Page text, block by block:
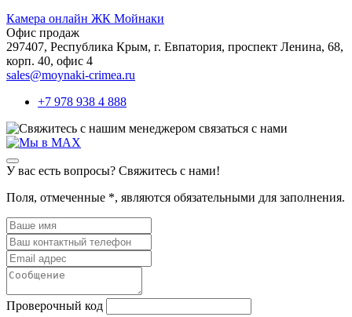
Камера онлайн ЖК Мойнаки
Офис продаж
297407, Республика Крым, г. Евпатория, проспект Ленина, 68,
корп. 40, офис 4
sales@moynaki-crimea.ru
+7 978 938 4 888
связаться с нами
У вас есть вопросы? Свяжитесь с нами!
Поля, отмеченные *, являются обязательными для заполнения.
Проверочный код